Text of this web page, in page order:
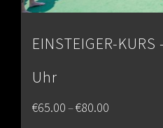
EINSTEIGER-
Uhr
€65.00–€80.00